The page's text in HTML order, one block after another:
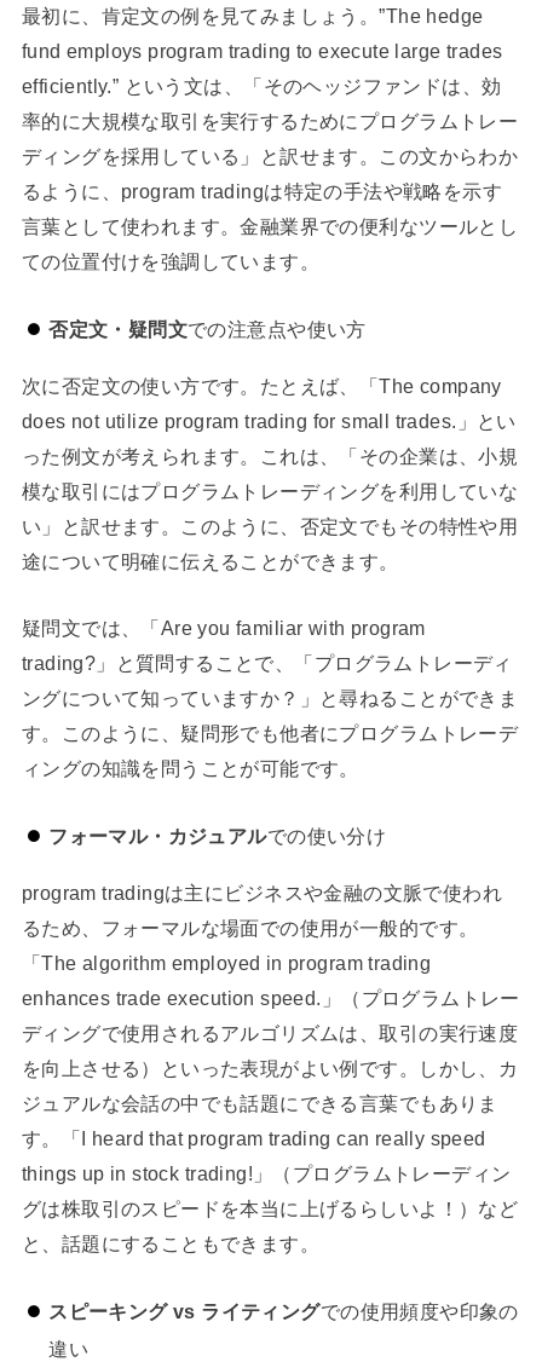
最初に、肯定文の例を見てみましょう。”The hedge
fund employs program trading to execute large trades
efficiently.” という文は、「そのヘッジファンドは、効
率的に大規模な取引を実行するためにプログラムトレー
ディングを採用している」と訳せます。この文からわか
るように、program tradingは特定の手法や戦略を示す
言葉として使われます。金融業界での便利なツールとし
ての位置付けを強調しています。
否定文・疑問文での注意点や使い方
次に否定文の使い方です。たとえば、「The company
does not utilize program trading for small trades.」とい
った例文が考えられます。これは、「その企業は、小規
模な取引にはプログラムトレーディングを利用していな
い」と訳せます。このように、否定文でもその特性や用
途について明確に伝えることができます。
疑問文では、「Are you familiar with program
trading?」と質問することで、「プログラムトレーディ
ングについて知っていますか？」と尋ねることができま
す。このように、疑問形でも他者にプログラムトレーデ
ィングの知識を問うことが可能です。
フォーマル・カジュアルでの使い分け
program tradingは主にビジネスや金融の文脈で使われ
るため、フォーマルな場面での使用が一般的です。
「The algorithm employed in program trading
enhances trade execution speed.」（プログラムトレー
ディングで使用されるアルゴリズムは、取引の実行速度
を向上させる）といった表現がよい例です。しかし、カ
ジュアルな会話の中でも話題にできる言葉でもありま
す。「I heard that program trading can really speed
things up in stock trading!」（プログラムトレーディン
グは株取引のスピードを本当に上げるらしいよ！）など
と、話題にすることもできます。
スピーキング vs ライティングでの使用頻度や印象の
違い